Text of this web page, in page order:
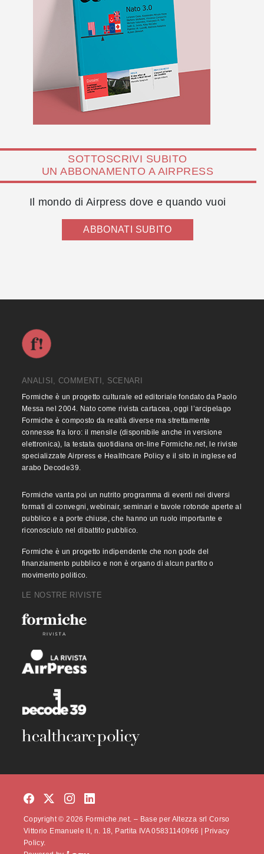
SOTTOSCRIVI SUBITO
UN ABBONAMENTO A AIRPRESS
Il mondo di Airpress dove e quando vuoi
ABBONATI SUBITO
ANALISI, COMMENTI, SCENARI
Formiche è un progetto culturale ed editoriale fondato da Paolo
Messa nel 2004. Nato come rivista cartacea, oggi l’arcipelago
Formiche è composto da realtà diverse ma strettamente
connesse fra loro: il mensile (disponibile anche in versione
elettronica), la testata quotidiana on-line Formiche.net, le riviste
specializzate Airpress e Healthcare Policy e il sito in inglese ed
arabo Decode39.
Formiche vanta poi un nutrito programma di eventi nei diversi
formati di convegni, webinair, seminari e tavole rotonde aperte al
pubblico e a porte chiuse, che hanno un ruolo importante e
riconosciuto nel dibattito pubblico.
Formiche è un progetto indipendente che non gode del
finanziamento pubblico e non è organo di alcun partito o
movimento politico.
LE NOSTRE RIVISTE
Copyright © 2026 Formiche.net. – Base per Altezza srl Corso
Vittorio Emanuele II, n. 18, Partita IVA 05831140966 |
Privacy
Policy.